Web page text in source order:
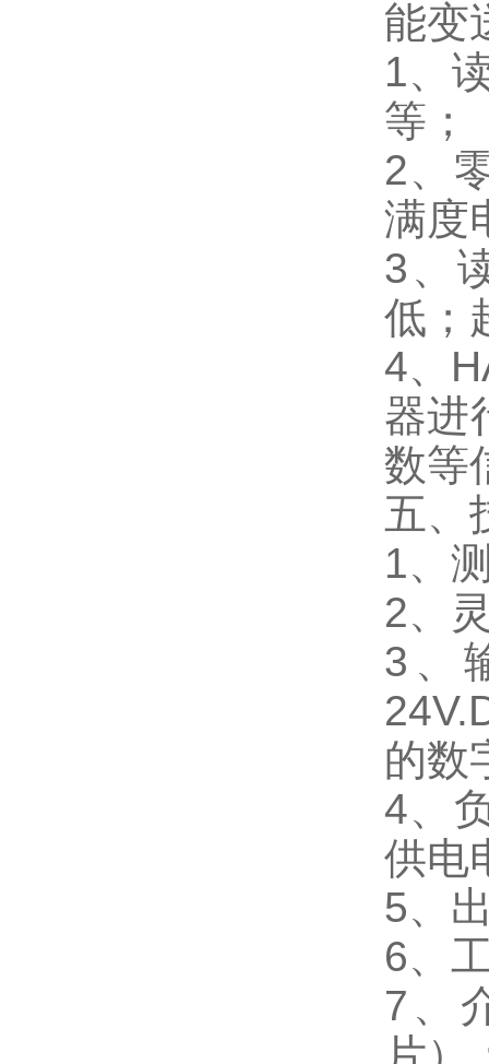
能变
1、
等；
2、
满度
3、
低；
4、
器进
数等
五、
1、
2、
3、
的数
4、
供电
5、
6、
7、